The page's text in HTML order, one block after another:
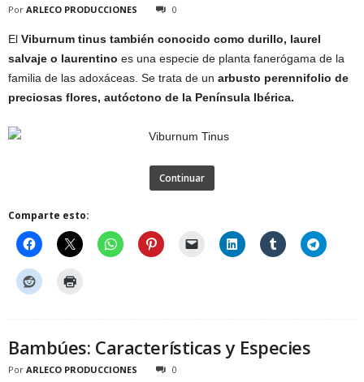
Por ARLECO PRODUCCIONES 0
El Viburnum tinus también conocido como durillo, laurel
salvaje o laurentino es una especie de planta fanerógama de la
familia de las adoxáceas. Se trata de un arbusto perennifolio de
preciosas flores, autóctono de la Península Ibérica.
Continuar
Comparte esto:
Bambúes: Características y Especies
Por ARLECO PRODUCCIONES 0